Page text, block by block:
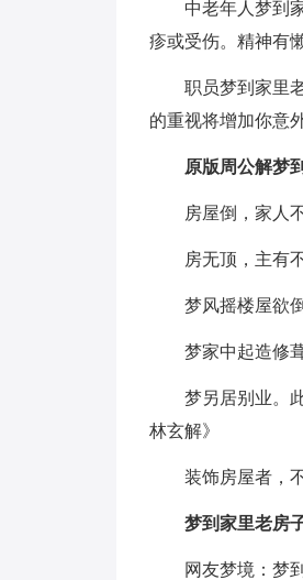
中老年人梦到
疹或受伤。精神有
职员梦到家里
的重视将增加你意
原版周公解梦
房屋倒，家人
房无顶，主有
梦风摇楼屋欲
梦家中起造修
梦另居别业。
林玄解》
装饰房屋者，
梦到家里老房
网友梦境：梦